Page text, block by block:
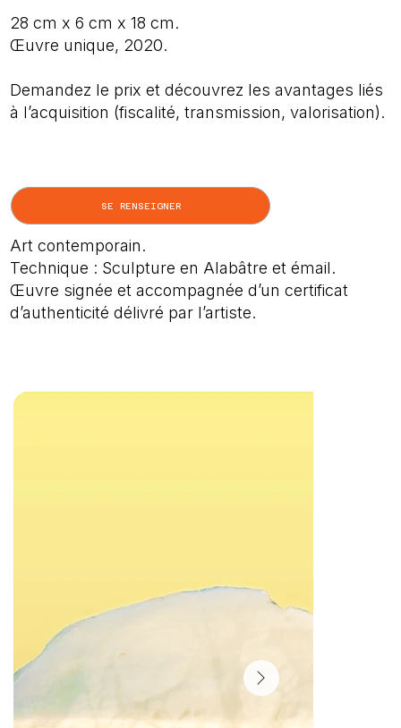
28 cm x 6 cm x 18 cm.
Œuvre unique, 2020.
Demandez le prix et découvrez les avantages liés
à l’acquisition (fiscalité, transmission, valorisation).
SE RENSEIGNER
Art contemporain.
Technique : Sculpture en Alabâtre et émail.
Œuvre signée et accompagnée d’un certificat
d’authenticité délivré par l’artiste.